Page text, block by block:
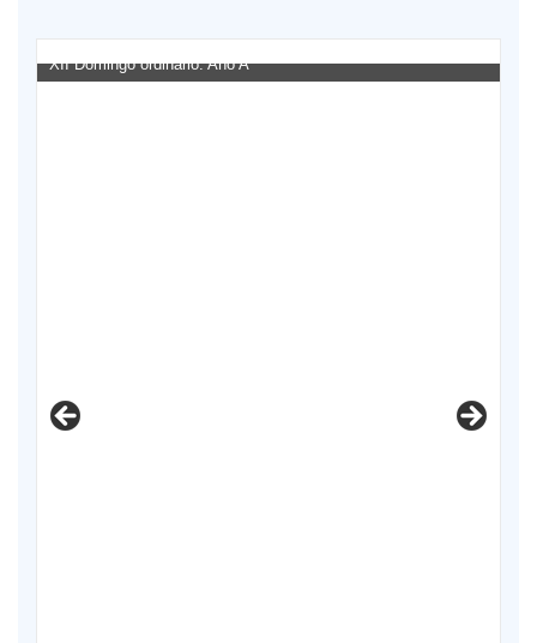
XII Domingo ordinario. Año A